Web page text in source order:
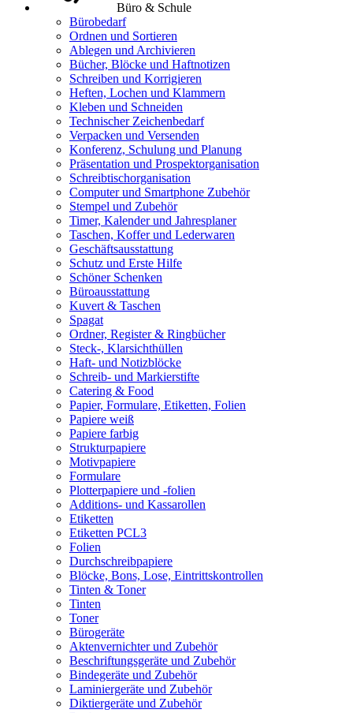
Büro & Schule
Bürobedarf
Ordnen und Sortieren
Ablegen und Archivieren
Bücher, Blöcke und Haftnotizen
Schreiben und Korrigieren
Heften, Lochen und Klammern
Kleben und Schneiden
Technischer Zeichenbedarf
Verpacken und Versenden
Konferenz, Schulung und Planung
Präsentation und Prospektorganisation
Schreibtischorganisation
Computer und Smartphone Zubehör
Stempel und Zubehör
Timer, Kalender und Jahresplaner
Taschen, Koffer und Lederwaren
Geschäftsausstattung
Schutz und Erste Hilfe
Schöner Schenken
Büroausstattung
Kuvert & Taschen
Spagat
Ordner, Register & Ringbücher
Steck-, Klarsichthüllen
Haft- und Notizblöcke
Schreib- und Markierstifte
Catering & Food
Papier, Formulare, Etiketten, Folien
Papiere weiß
Papiere farbig
Strukturpapiere
Motivpapiere
Formulare
Plotterpapiere und -folien
Additions- und Kassarollen
Etiketten
Etiketten PCL3
Folien
Durchschreibpapiere
Blöcke, Bons, Lose, Eintrittskontrollen
Tinten & Toner
Tinten
Toner
Bürogeräte
Aktenvernichter und Zubehör
Beschriftungsgeräte und Zubehör
Bindegeräte und Zubehör
Laminiergeräte und Zubehör
Diktiergeräte und Zubehör